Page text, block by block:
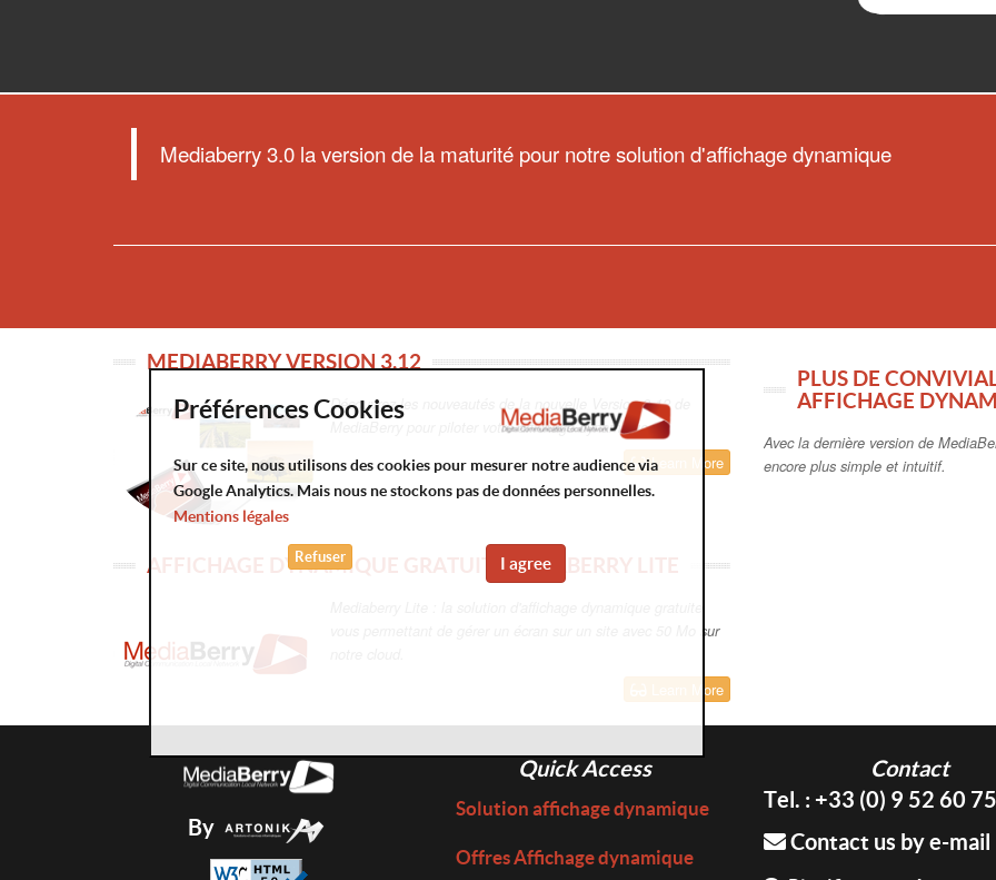
Mediaberry 3.0 la version de la maturité pour notre solution d'affichage dynamique
MEDIABERRY VERSION 3.12
Découvrez les nouveautés de la nouvelle Version 3.12 de
MediaBerry pour piloter votre affichage dynamique.
Learn More
PLUS DE
AFFICHAGE
Avec la dernière version de
encore plus simple et intuitif.
AFFICHAGE DYNAMIQUE GRATUIT MEDIABERRY LITE
vous permettant de gérer un écran sur un site avec 50 Mo sur
Learn More
By
Quick Access
Solution affichage dynamique
Offres Affichage dynamique
Contact
Tel. : +33 (0) 9 52 60
Contact us by e-mail
Préférences Cookies
Sur ce site, nous utilisons des cookies pour mesurer notre audience via
Google Analytics. Mais nous ne stockons pas de données personnelles.
Mentions légales
I agree
Refuser